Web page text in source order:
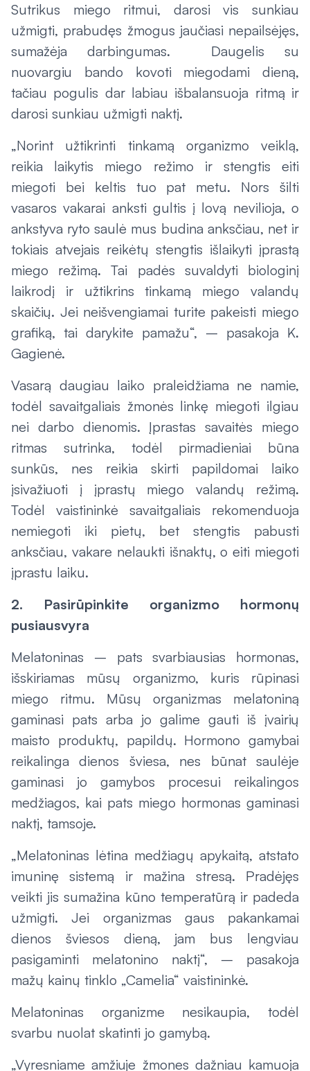
Sutrikus miego ritmui, darosi vis sunkiau
užmigti, prabudęs žmogus jaučiasi nepailsėjęs,
sumažėja darbingumas. Daugelis su
nuovargiu bando kovoti miegodami dieną,
tačiau pogulis dar labiau išbalansuoja ritmą ir
darosi sunkiau užmigti naktį.
„Norint užtikrinti tinkamą organizmo veiklą,
reikia laikytis miego režimo ir stengtis eiti
miegoti bei keltis tuo pat metu. Nors šilti
vasaros vakarai anksti gultis į lovą nevilioja, o
ankstyva ryto saulė mus budina anksčiau, net ir
tokiais atvejais reikėtų stengtis išlaikyti įprastą
miego režimą. Tai padės suvaldyti biologinį
laikrodį ir užtikrins tinkamą miego valandų
skaičių. Jei neišvengiamai turite pakeisti miego
grafiką, tai darykite pamažu“, – pasakoja K.
Gagienė.
Vasarą daugiau laiko praleidžiama ne namie,
todėl savaitgaliais žmonės linkę miegoti ilgiau
nei darbo dienomis. Įprastas savaitės miego
ritmas sutrinka, todėl pirmadieniai būna
sunkūs, nes reikia skirti papildomai laiko
įsivažiuoti į įprastų miego valandų režimą.
Todėl vaistininkė savaitgaliais rekomenduoja
nemiegoti iki pietų, bet stengtis pabusti
anksčiau, vakare nelaukti išnaktų, o eiti miegoti
įprastu laiku.
2. Pasirūpinkite organizmo hormonų
pusiausvyra
Melatoninas – pats svarbiausias hormonas,
išskiriamas mūsų organizmo, kuris rūpinasi
miego ritmu. Mūsų organizmas melatoniną
gaminasi pats arba jo galime gauti iš įvairių
maisto produktų, papildų. Hormono gamybai
reikalinga dienos šviesa, nes būnat saulėje
gaminasi jo gamybos procesui reikalingos
medžiagos, kai pats miego hormonas gaminasi
naktį, tamsoje.
„Melatoninas lėtina medžiagų apykaitą, atstato
imuninę sistemą ir mažina stresą. Pradėjęs
veikti jis sumažina kūno temperatūrą ir padeda
užmigti. Jei organizmas gaus pakankamai
dienos šviesos dieną, jam bus lengviau
pasigaminti melatonino naktį“, – pasakoja
mažų kainų tinklo „Camelia“ vaistininkė.
Melatoninas organizme nesikaupia, todėl
svarbu nuolat skatinti jo gamybą.
„Vyresniame amžiuje žmones dažniau kamuoja